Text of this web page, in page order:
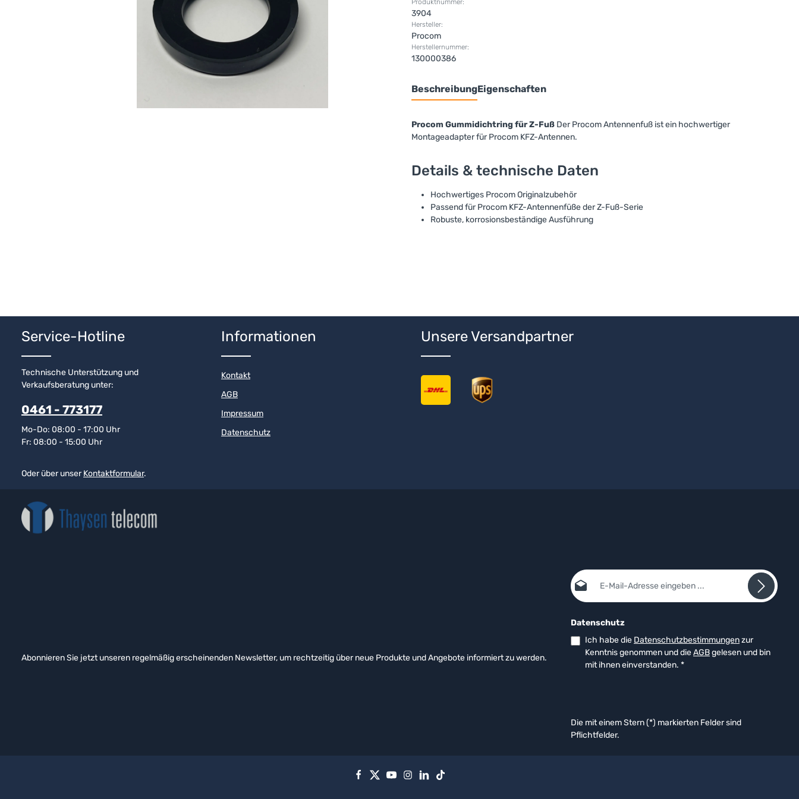
Produktnummer:
3904
Hersteller:
Procom
Herstellernummer:
130000386
BeschreibungEigenschaften
Procom Gummidichtring für Z-Fuß Der Procom Antennenfuß ist ein hochwertiger
Montageadapter für Procom KFZ-Antennen.
Details & technische Daten
Hochwertiges Procom Originalzubehör
Passend für Procom KFZ-Antennenfüße der Z-Fuß-Serie
Robuste, korrosionsbeständige Ausführung
Service-Hotline
Technische Unterstützung und
Verkaufsberatung unter:
0461 - 773177
Mo-Do: 08:00 - 17:00 Uhr
Fr: 08:00 - 15:00 Uhr
Oder über unserKontaktformular.
Informationen
Kontakt
AGB
Impressum
Datenschutz
Unsere Versandpartner
Abonnieren Sie jetzt unseren regelmäßig erscheinenden Newsletter, um rechtzeitig über neue Produkte und Angebote informiert zu werden.
E-Mail-Adresse*
Datenschutz
Ich habe die Datenschutzbestimmungenzur
Kenntnis genommen und dieAGBgelesen und bin
mit ihnen einverstanden. *
Die mit einem Stern (*) markierten Felder sind
Pflichtfelder.